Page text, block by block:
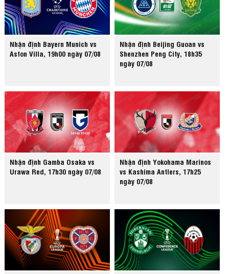
Nhận định Bayern Munich vs
Aston Villa, 19h00 ngày 07/08
Nhận định Beijing Guoan vs
Shenzhen Peng City, 18h35
ngày 07/08
Nhận định Gamba Osaka vs
Urawa Red, 17h30 ngày 07/08
Nhận định Yokohama Marinos
vs Kashima Antlers, 17h25
ngày 07/08